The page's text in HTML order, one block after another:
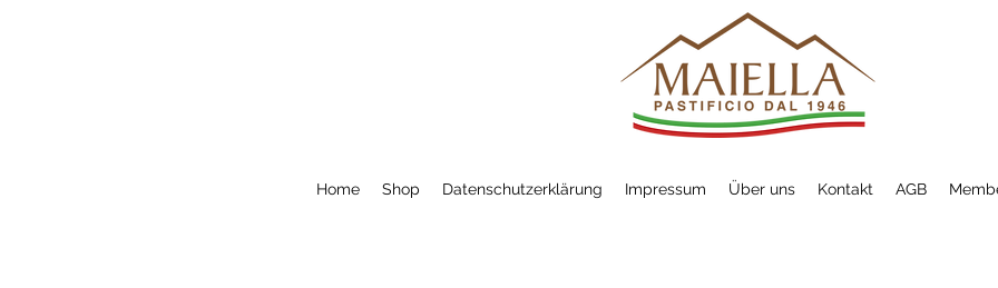
Home Shop Datenschutzerklärung Impressum Über uns Kontakt AGB